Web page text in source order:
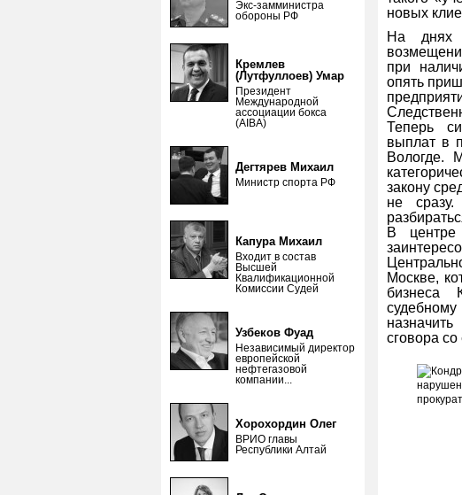
Экс-замминистра
обороны РФ
Кремлев
(Лутфуллоев) Умар
Президент
Международной
ассоциации бокса
(AIBA)
Дегтярев Михаил
Министр спорта РФ
Капура Михаил
Входит в состав
Высшей
Квалификационной
Комиссии Судей
Узбеков Фуад
Независимый директор
европейской
нефтегазовой
компании...
Хорохордин Олег
ВРИО главы
Республики Алтай
новых
На днях
при
опять
Теперь
выплат в
Вологде.
закону
не
В центре
Москве,
бизнеса
сговора